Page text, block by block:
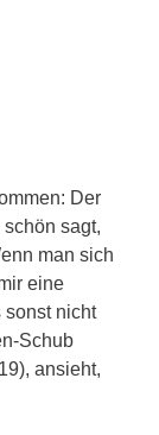
Der
sagt,
man sich
eine
sonst nicht
Schub
ansieht,